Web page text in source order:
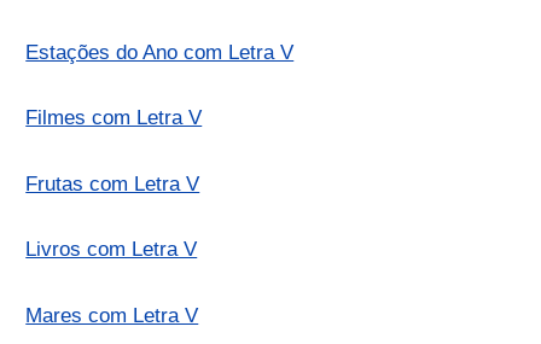
Estações do Ano com Letra V
Filmes com Letra V
Frutas com Letra V
Livros com Letra V
Mares com Letra V